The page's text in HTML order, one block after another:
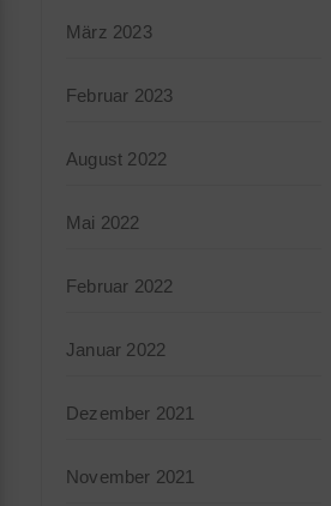
März 2023
Februar 2023
August 2022
Mai 2022
Februar 2022
Januar 2022
Dezember 2021
November 2021